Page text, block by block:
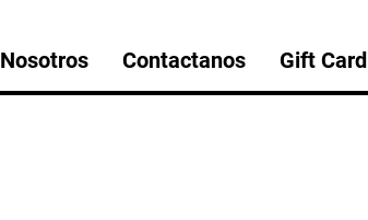
Nosotros Contactanos Gift Card